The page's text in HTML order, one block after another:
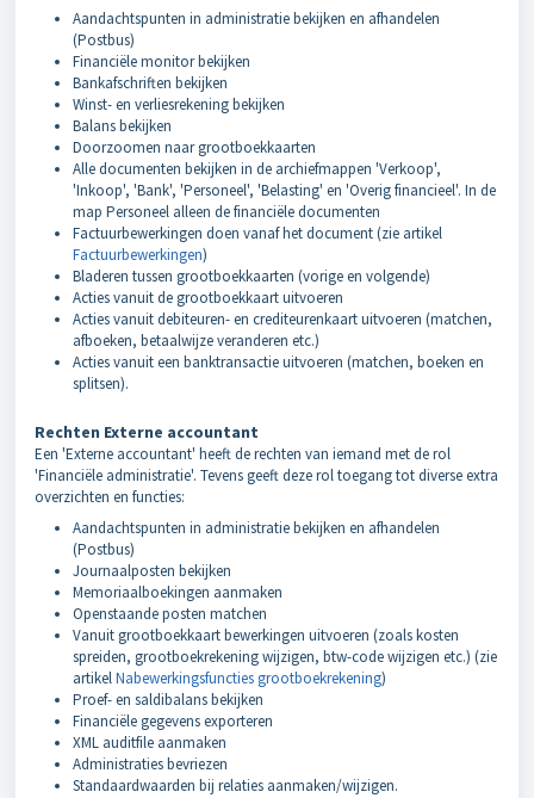
Aandachtspunten in administratie bekijken en afhandelen
(Postbus)
Financiële monitor bekijken
Bankafschriften bekijken
Winst- en verliesrekening bekijken
Balans bekijken
Doorzoomen naar grootboekkaarten
Alle documenten bekijken in de archiefmappen 'Verkoop',
'Inkoop', 'Bank', 'Personeel', 'Belasting' en 'Overig financieel'. In de
map Personeel alleen de financiële documenten
Factuurbewerkingen doen vanaf het document (zie artikel
Factuurbewerkingen)
Bladeren tussen grootboekkaarten (vorige en volgende)
Acties vanuit de grootboekkaart uitvoeren
Acties vanuit debiteuren- en crediteurenkaart uitvoeren (matchen,
afboeken, betaalwijze veranderen etc.)
Acties vanuit een banktransactie uitvoeren (matchen, boeken en
splitsen).
Rechten Externe accountant
Een 'Externe accountant' heeft de rechten van iemand met de rol
'Financiële administratie'. Tevens geeft deze rol toegang tot diverse extra
overzichten en functies:
Aandachtspunten in administratie bekijken en afhandelen
(Postbus)
Journaalposten bekijken
Memoriaalboekingen aanmaken
Openstaande posten matchen
Vanuit grootboekkaart bewerkingen uitvoeren (zoals kosten
spreiden, grootboekrekening wijzigen, btw-code wijzigen etc.) (zie
artikelNabewerkingsfuncties grootboekrekening)
Proef- en saldibalans bekijken
Financiële gegevens exporteren
XML auditfile aanmaken
Administraties bevriezen
Standaardwaarden bij relaties aanmaken/wijzigen.